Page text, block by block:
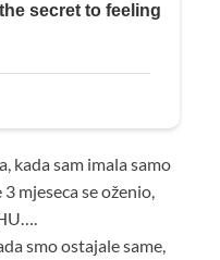
kada sam imala samo
mjeseca se oženio,
smo ostajale same,